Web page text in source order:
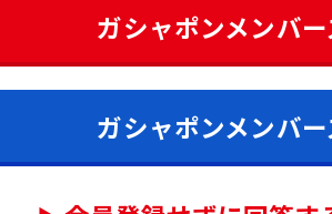
ガシャポンメンバ
ガシャポンメンバ